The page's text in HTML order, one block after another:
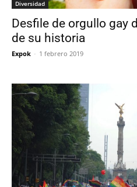
Diversidad
Desfile de orgullo gay
de su historia
Expok - 1 febrero 2019